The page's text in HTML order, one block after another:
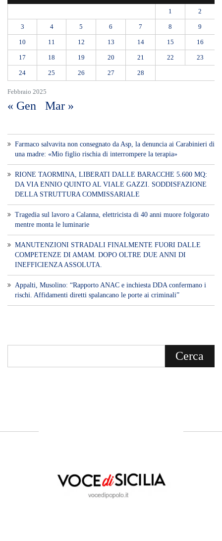
Febbraio 2025
1 2
3 4 5 6 7 8 9
10 11 12 13 14 15 16
17 18 19 20 21 22 23
24 25 26 27 28
« Gen Mar »
Farmaco salvavita non consegnato da Asp, la denuncia ai Carabinieri di
una madre: «Mio figlio rischia di interrompere la terapia»
RIONE TAORMINA, LIBERATI DALLE BARACCHE 5.600 MQ:
DA VIA ENNIO QUINTO AL VIALE GAZZI. SODDISFAZIONE
DELLA STRUTTURA COMMISSARIALE
Tragedia sul lavoro a Calanna, elettricista di 40 anni muore folgorato
mentre monta le luminarie
MANUTENZIONI STRADALI FINALMENTE FUORI DALLE
COMPETENZE DI AMAM. DOPO OLTRE DUE ANNI DI
INEFFICIENZA ASSOLUTA.
​Appalti, Musolino: “Rapporto ANAC e inchiesta DDA confermano i
rischi. Affidamenti diretti spalancano le porte ai criminali”